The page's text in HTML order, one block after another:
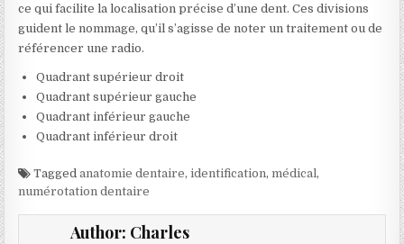
ce qui facilite la localisation précise d’une dent. Ces divisions
guident le nommage, qu’il s’agisse de noter un traitement ou de
référencer une radio.
Quadrant supérieur droit
Quadrant supérieur gauche
Quadrant inférieur gauche
Quadrant inférieur droit
Taggedanatomie dentaire,identification, médical,
numérotation dentaire
Author: Charles